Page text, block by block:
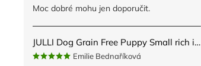
Moc dobré mohu jen doporučit.
JULLI Dog Grain Free Puppy Small rich in fresh Turkey & Potato 2kg
Emilie Bednaříková